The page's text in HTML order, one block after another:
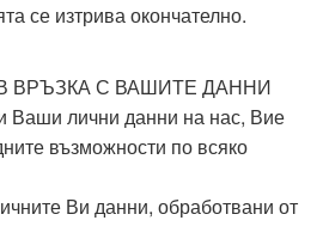
се изтрива окончателно.
ВРЪЗКА С ВАШИТЕ ДАННИ
Ваши лични данни на нас, Вие
възможности по всяко
Ви данни, обработвани от